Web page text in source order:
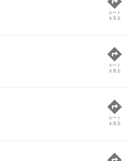
ルート
を見る
ルート
を見る
ルート
を見る